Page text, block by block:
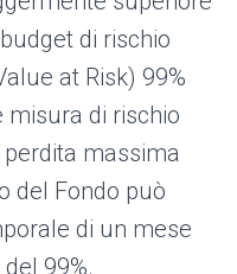
di rischio
at Risk) 99%
misura di rischio
massima
del Fondo può
di un mese
99%.